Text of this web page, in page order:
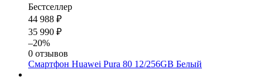
Бестселлер
44 988 ₽
35 990 ₽
–20%
0 отзывов
Смартфон Huawei Pura 80 12/256GB Белый